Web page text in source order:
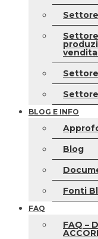
BLOG E INFO
Blog
Fonti
FAQ
FAQ –